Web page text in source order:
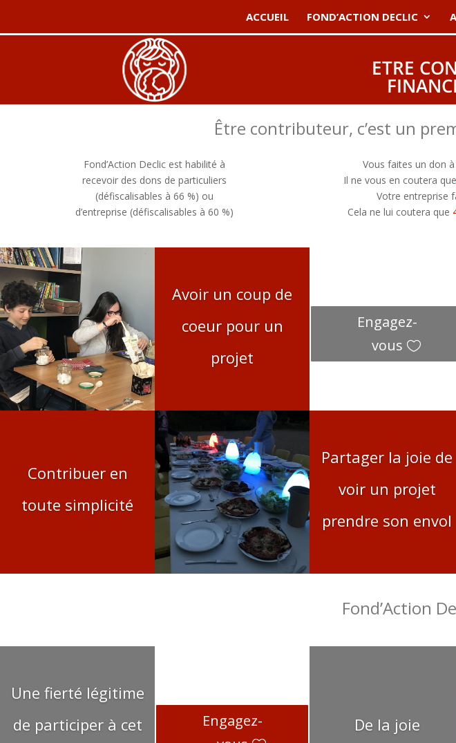
ACCUEIL FOND’ACTION DECLIC
ETRE
Être contributeur, c’est un
Fond’Action Declic est habilité à
recevoir des dons de particuliers
(défiscalisables à 66 %) ou
d’entreprise (défiscalisables à 60 %)
Vous faites un don
Il ne vous en coutera
Votre entreprise
Cela ne lui coutera que
Avoir un coup de
coeur pour un
projet
Engagez-
vous
Contribuer en
toute simplicité
Partager la joie de
voir un projet
prendre son envol
Fond’Action
Une fierté légitime
de participer à cet
Engagez-
De la joie